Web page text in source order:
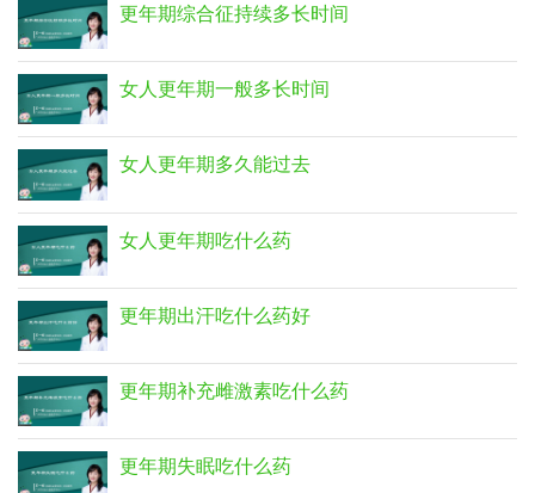
更年期综合征持续多长时间
女人更年期一般多长时间
女人更年期多久能过去
女人更年期吃什么药
更年期出汗吃什么药好
更年期补充雌激素吃什么药
更年期失眠吃什么药